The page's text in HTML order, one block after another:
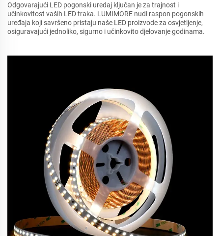
Odgovarajući LED pogonski uredaj ključan je za trajnost i
učinkovitost vaših LED traka. LUMIMORE nudi raspon pogonskih
uređaja koji savršeno pristaju naše LED proizvode za osvjetljenje,
osiguravajući jednoliko, sigurno i učinkovito djelovanje godinama.